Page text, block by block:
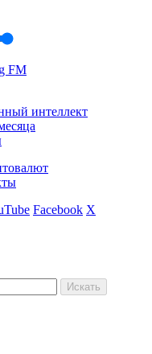
FM
интеллект
Facebook X